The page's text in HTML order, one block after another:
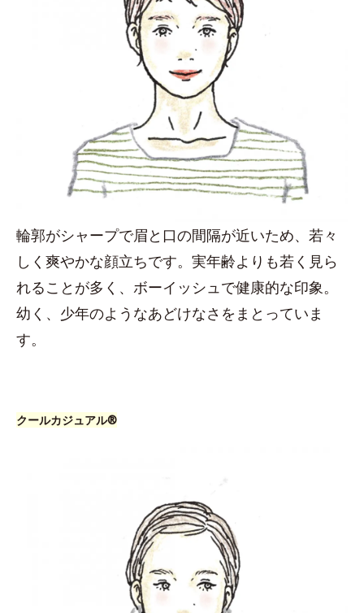
輪郭がシャープで眉と口の間隔が近いため、若々
しく爽やかな顔立ちです。実年齢よりも若く見ら
れることが多く、ボーイッシュで健康的な印象。
幼く、少年のようなあどけなさをまとっていま
す。
クールカジュアル®